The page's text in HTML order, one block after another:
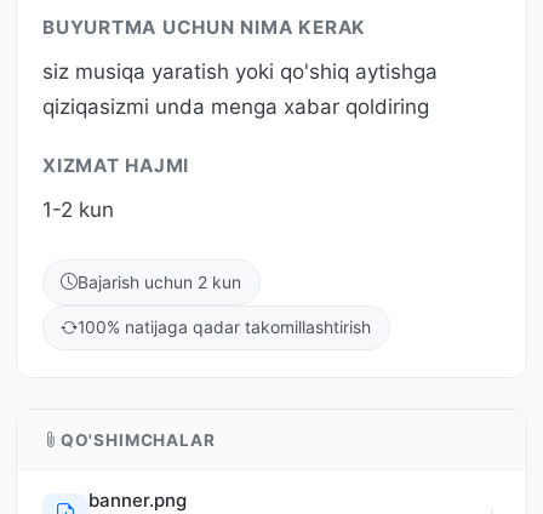
BUYURTMA UCHUN NIMA KERAK
siz musiqa yaratish yoki qo'shiq aytishga
qiziqasizmi unda menga xabar qoldiring
XIZMAT HAJMI
1-2 kun
Bajarish uchun 2 kun
100% natijaga qadar takomillashtirish
QO'SHIMCHALAR
banner.png